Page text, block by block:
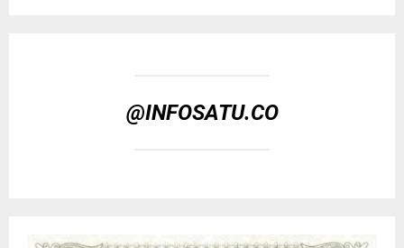
@INFOSATU.CO